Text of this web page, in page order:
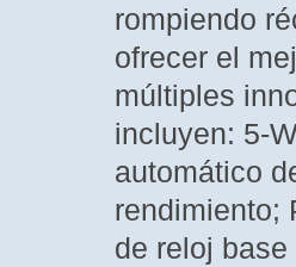
rompiendo
ofrecer el
múltiples
incluyen: 5-
automático
rendimiento;
de reloj